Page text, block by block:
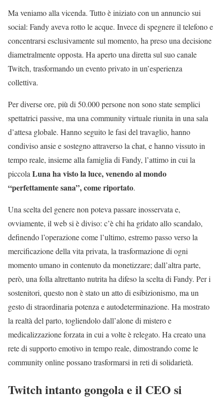
Ma veniamo alla vicenda. Tutto è iniziato con un annuncio sui
social: Fandy aveva rotto le acque. Invece di spegnere il telefono e
concentrarsi esclusivamente sul momento, ha preso una decisione
diametralmente opposta. Ha aperto una diretta sul suo canale
Twitch, trasformando un evento privato in un’esperienza
collettiva.
Per diverse ore, più di 50.000 persone non sono state semplici
spettatrici passive, ma una community virtuale riunita in una sala
d’attesa globale. Hanno seguito le fasi del travaglio, hanno
condiviso ansie e sostegno attraverso la chat, e hanno vissuto in
tempo reale, insieme alla famiglia di Fandy, l’attimo in cui la
piccolaLuna ha visto la luce, venendo al mondo
“perfettamente sana”, come riportato.
Una scelta del genere non poteva passare inosservata e,
ovviamente, il web si è diviso: c’è chi ha gridato allo scandalo,
definendo l’operazione come l’ultimo, estremo passo verso la
mercificazione della vita privata, la trasformazione di ogni
momento umano in contenuto da monetizzare; dall’altra parte,
però, una folla altrettanto nutrita ha difeso la scelta di Fandy. Per i
sostenitori, questo non è stato un atto di esibizionismo, ma un
gesto di straordinaria potenza e autodeterminazione. Ha mostrato
la realtà del parto, togliendolo dall’alone di mistero e
medicalizzazione forzata in cui a volte è relegato. Ha creato una
rete di supporto emotivo in tempo reale, dimostrando come le
community online possano trasformarsi in reti di solidarietà.
Twitch intanto gongola e il CEO si